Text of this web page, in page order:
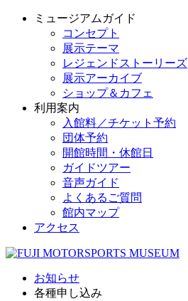
ミュージアムガイド
コンセプト
展示テーマ
レジェンドストーリーズ
展示アーカイブ
ショップ＆カフェ
利用案内
入館料／チケット予約
団体予約
開館時間・休館日
ガイドツアー
音声ガイド
よくあるご質問
館内マップ
アクセス
お知らせ
各種申し込み